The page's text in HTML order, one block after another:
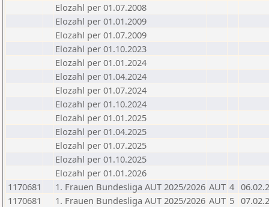
Elozahl per 01.07.2008
Elozahl per 01.01.2009
Elozahl per 01.07.2009
Elozahl per 01.10.2023
Elozahl per 01.01.2024
Elozahl per 01.04.2024
Elozahl per 01.07.2024
Elozahl per 01.10.2024
Elozahl per 01.01.2025
Elozahl per 01.04.2025
Elozahl per 01.07.2025
Elozahl per 01.10.2025
Elozahl per 01.01.2026
1170681
1. Frauen Bundesliga AUT 2025/2026 AUT 4
1170681
1. Frauen Bundesliga AUT 2025/2026 AUT 5